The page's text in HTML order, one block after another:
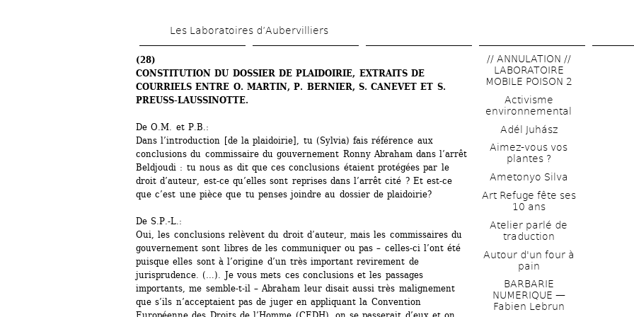
contenu
Les Laboratoires d’Aubervilliers
(28)
CONSTITUTION DU DOSSIER DE PLAIDOIRIE, EXTRAITS DE
COURRIELS ENTRE O. MARTIN, P. BERNIER, S. CANEVET ET S.
PREUSS-LAUSSINOTTE.
De O.M. et P.B.:
Dans l’introduction [de la plaidoirie], tu (Sylvia) fais référence aux
conclusions du commissaire du gouvernement Ronny Abraham dans l’arrêt
Beldjoudi : tu nous as dit que ces conclusions étaient protégées par le
droit d’auteur, est-ce qu’elles sont reprises dans l’arrêt cité ? Et est-ce
que c’est une pièce que tu penses joindre au dossier de plaidoirie?
De S.P.-L.:
Oui, les conclusions relèvent du droit d’auteur, mais les commissaires du
gouvernement sont libres de les communiquer ou pas – celles-ci l’ont été
puisque elles sont à l’origine d’un très important revirement de
jurisprudence. (…). Je vous mets ces conclusions et les passages
importants, me semble-t-il – Abraham leur disait aussi très malignement
que s’ils n’acceptaient pas de juger en appliquant la Convention
// ANNULATION //
LABORATOIRE
MOBILE POISON 2
Activisme
environnemental
Adél Juhász
Aimez-vous vos
plantes ?
Ametonyo Silva
Art Refuge fête ses
10 ans
Atelier parlé de
traduction
Autour d'un four à
pain
BARBARIE
NUMERIQUE —
Fabien Lebrun